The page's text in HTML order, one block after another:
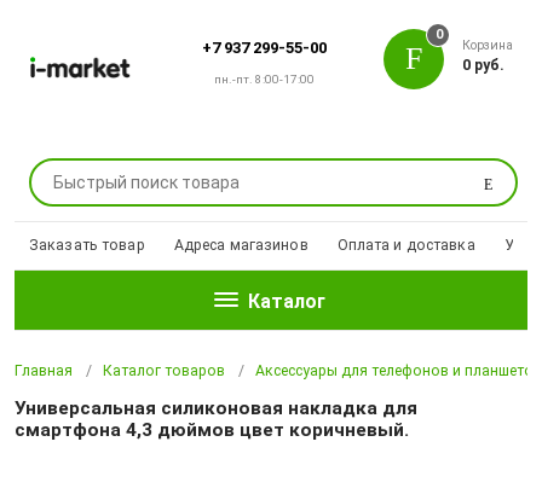
+7 937 299-55-00
пн.-пт. 8:00-17:00
Поиск
0
Корзина
0 руб.
Заказать товар Адреса магазинов Оплата и доставка
Каталог
Главная Каталог товаров Аксессуары для телефонов и планшетов
Универсальная силиконовая накладка для
смартфона 4,3 дюймов цвет коричневый.